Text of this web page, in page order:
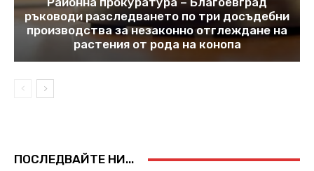
ръководи разследването по три досъдебни
производства за незаконно отглеждане на
растения от рода на конопа
ПОСЛЕДВАЙТЕ НИ...